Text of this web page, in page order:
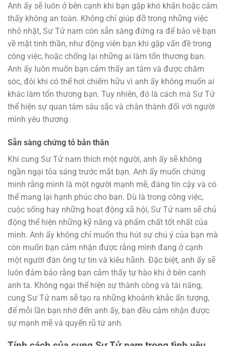
Anh ấy sẽ luôn ở bên cạnh khi bạn gặp khó khăn hoặc cảm
thấy không an toàn. Không chỉ giúp đỡ trong những việc
nhỏ nhặt, Sư Tử nam còn sẵn sàng đứng ra để bảo vệ bạn
về mặt tinh thần, như động viên bạn khi gặp vấn đề trong
công việc, hoặc chống lại những ai làm tổn thương bạn.
Anh ấy luôn muốn bạn cảm thấy an tâm và được chăm
sóc, đôi khi có thể hơi chiếm hữu vì anh ấy không muốn ai
khác làm tổn thương bạn. Tuy nhiên, đó là cách mà Sư Tử
thể hiện sự quan tâm sâu sắc và chân thành đối với người
mình yêu thương.
Sẵn sàng chứng tỏ bản thân
Khi cung Sư Tử nam thích một người, anh ấy sẽ không
ngần ngại tỏa sáng trước mắt bạn. Anh ấy muốn chứng
minh rằng mình là một người mạnh mẽ, đáng tin cậy và có
thể mang lại hạnh phúc cho bạn. Dù là trong công việc,
cuộc sống hay những hoạt động xã hội, Sư Tử nam sẽ chủ
động thể hiện những kỹ năng và phẩm chất tốt nhất của
mình. Anh ấy không chỉ muốn thu hút sự chú ý của bạn mà
còn muốn bạn cảm nhận được rằng mình đang ở cạnh
một người đàn ông tự tin và kiêu hãnh. Đặc biệt, anh ấy sẽ
luôn đảm bảo rằng bạn cảm thấy tự hào khi ở bên cạnh
anh ta. Không ngại thể hiện sự thành công và tài năng,
cung Sư Tử nam sẽ tạo ra những khoảnh khắc ấn tượng,
để mỗi lần bạn nhớ đến anh ấy, bạn đều cảm nhận được
sự mạnh mẽ và quyến rũ từ anh.